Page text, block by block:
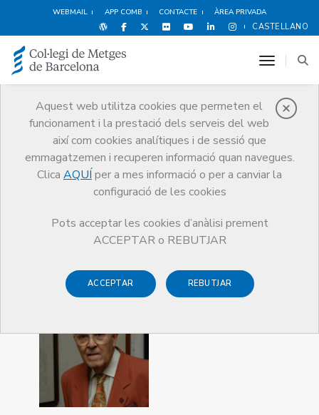
WEBMAIL APP COMB CONTACTE ÀREA PRIVADA
CASTELLANO
Aquest web utilitza cookies que permeten el
funcionament i la prestació dels serveis del web
així com cookies analítiques i de sessió que
emmagatzemen i recuperen informació quan navegues.
Clica AQUÍ per a mes informació o per a canviar la
configuració de les cookies
Pots acceptar les cookies d’anàlisi prement
ACCEPTAR o REBUTJAR
ACCEPTAR REBUTJAR
toggle
Premis
Premis Guardonat Edició 2004
Guardonat Edició 2004